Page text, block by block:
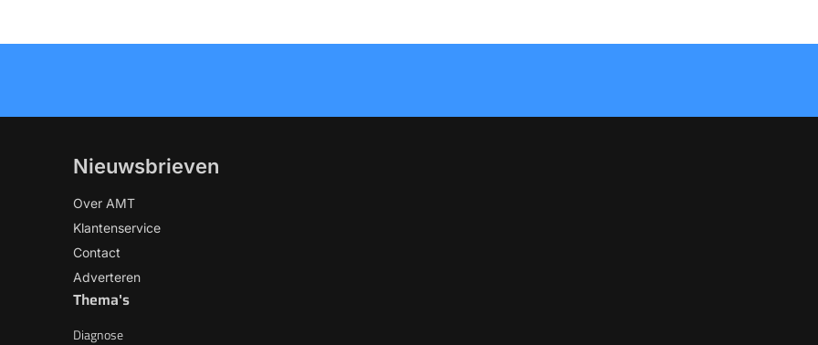
Nieuwsbrieven
Over AMT
Klantenservice
Contact
Adverteren
Thema's
Diagnose